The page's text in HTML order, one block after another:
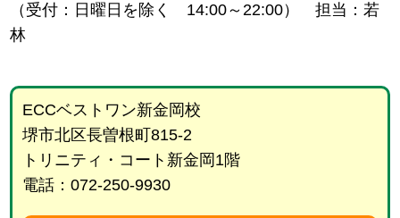
（受付：日曜日を除く 14:00～22:00） 担当：若
林
ECCベストワン新金岡校
堺市北区長曽根町815-2
トリニティ・コート新金岡1階
電話：072-250-9930